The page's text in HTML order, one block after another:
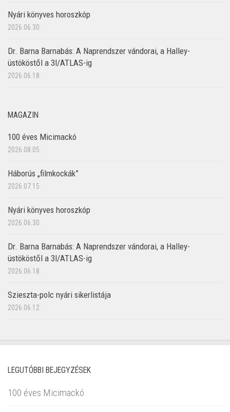
Nyári könyves horoszkóp
2026.06.30.
Dr. Barna Barnabás: A Naprendszer vándorai, a Halley-
üstököstől a 3I/ATLAS-ig
2026.06.18.
MAGAZIN
100 éves Micimackó
2026.08.05.
Háborús „filmkockák”
2026.07.15.
Nyári könyves horoszkóp
2026.06.30.
Dr. Barna Barnabás: A Naprendszer vándorai, a Halley-
üstököstől a 3I/ATLAS-ig
2026.06.18.
Szieszta-polc nyári sikerlistája
2026.06.12.
LEGUTÓBBI BEJEGYZÉSEK
100 éves Micimackó